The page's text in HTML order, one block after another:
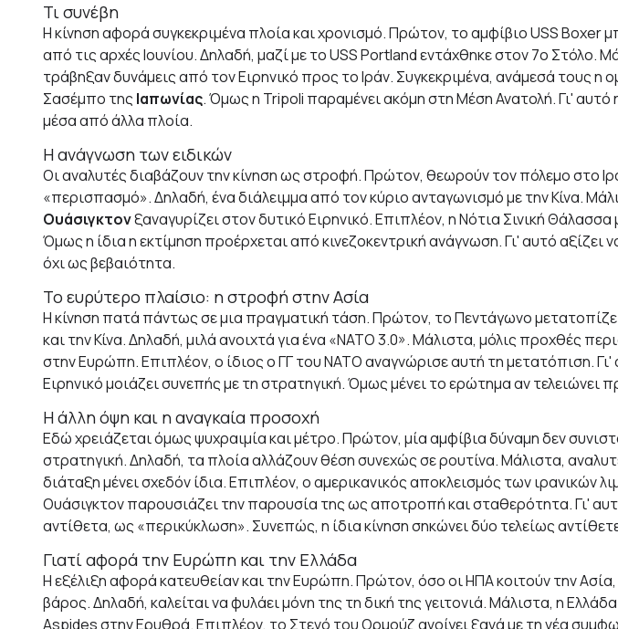
Τι συνέβη
Η κίνηση αφορά συγκεκριμένα πλοία και χρονισμό. Πρώτον, το αμφίβιο USS Boxer
από τις αρχές Ιουνίου. Δηλαδή, μαζί με το USS Portland εντάχθηκε στον 7ο Στόλο.
τράβηξαν δυνάμεις από τον Ειρηνικό προς το Ιράν. Συγκεκριμένα, ανάμεσά τους η
Σασέμπο της Ιαπωνίας. Όμως η Tripoli παραμένει ακόμη στη Μέση Ανατολή. Γι'
μέσα από άλλα πλοία.
Η ανάγνωση των ειδικών
Οι αναλυτές διαβάζουν την κίνηση ως στροφή. Πρώτον, θεωρούν τον πόλεμο στο
«περισπασμό». Δηλαδή, ένα διάλειμμα από τον κύριο ανταγωνισμό με την Κίνα.
Ουάσιγκτονξαναγυρίζει στον δυτικό Ειρηνικό. Επιπλέον, η Νότια Σινική Θάλασσα
Όμως η ίδια η εκτίμηση προέρχεται από κινεζοκεντρική ανάγνωση. Γι' αυτό αξίζει
όχι ως βεβαιότητα.
Το ευρύτερο πλαίσιο: η στροφή στην Ασία
Η κίνηση πατά πάντως σε μια πραγματική τάση. Πρώτον, το Πεντάγωνο
και την Κίνα. Δηλαδή, μιλά ανοιχτά για ένα «ΝΑΤΟ 3.0». Μάλιστα, μόλις προχθές
στην Ευρώπη. Επιπλέον, ο ίδιος ο ΓΓ του ΝΑΤΟ αναγνώρισε αυτή τη μετατόπιση.
Ειρηνικό μοιάζει συνεπής με τη στρατηγική. Όμως μένει το ερώτημα αν τελειώνει
Η άλλη όψη και η αναγκαία προσοχή
Εδώ χρειάζεται όμως ψυχραιμία και μέτρο. Πρώτον, μία αμφίβια δύναμη δεν
στρατηγική. Δηλαδή, τα πλοία αλλάζουν θέση συνεχώς σε ρουτίνα. Μάλιστα,
διάταξη μένει σχεδόν ίδια. Επιπλέον, ο αμερικανικός αποκλεισμός των ιρανικών
Ουάσιγκτον παρουσιάζει την παρουσία της ως αποτροπή και σταθερότητα. Γι'
αντίθετα, ως «περικύκλωση». Συνεπώς, η ίδια κίνηση σηκώνει δύο τελείως
Γιατί αφορά την Ευρώπη και την Ελλάδα
Η εξέλιξη αφορά κατευθείαν και την Ευρώπη. Πρώτον, όσο οι ΗΠΑ κοιτούν την
βάρος. Δηλαδή, καλείται να φυλάει μόνη της τη δική της γειτονιά. Μάλιστα, η
Aspides στην Ερυθρά. Επιπλέον, το Στενό του Ορμούζ ανοίγει ξανά με τη νέα